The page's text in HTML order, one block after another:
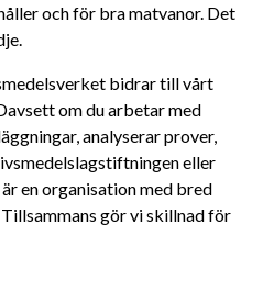
och för bra matvanor. Det
bidrar till vårt
om du arbetar med
analyserar prover,
eller
en organisation med bred
gör vi skillnad för